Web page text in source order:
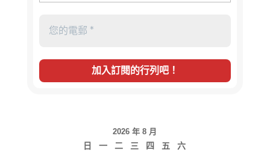
2026 年 8 月
日 一 二 三 四 五
六